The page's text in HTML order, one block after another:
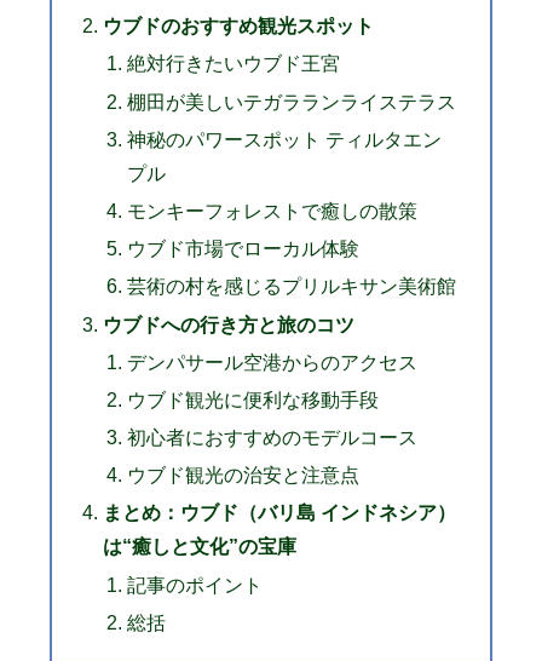
ウブドのおすすめ観光スポット
絶対行きたいウブド王宮
棚田が美しいテガラランライステラス
神秘のパワースポット ティルタエン
プル
モンキーフォレストで癒しの散策
ウブド市場でローカル体験
芸術の村を感じるプリルキサン美術館
ウブドへの行き方と旅のコツ
デンパサール空港からのアクセス
ウブド観光に便利な移動手段
初心者におすすめのモデルコース
ウブド観光の治安と注意点
まとめ：ウブド（バリ島 インドネシア）
は“癒しと文化”の宝庫
記事のポイント
総括